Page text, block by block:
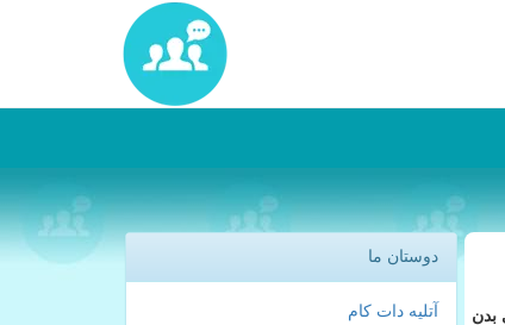
بدن
دوستان ما
آتلیه دات کام